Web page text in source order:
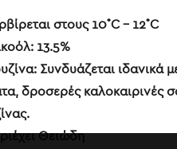
στους 10˚C – 12˚C
13.5%
Συνδυάζεται ιδανικά
δροσερές καλοκαιρινές
Θειώδη